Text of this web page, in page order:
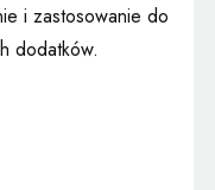
i zastosowanie do
dodatków.